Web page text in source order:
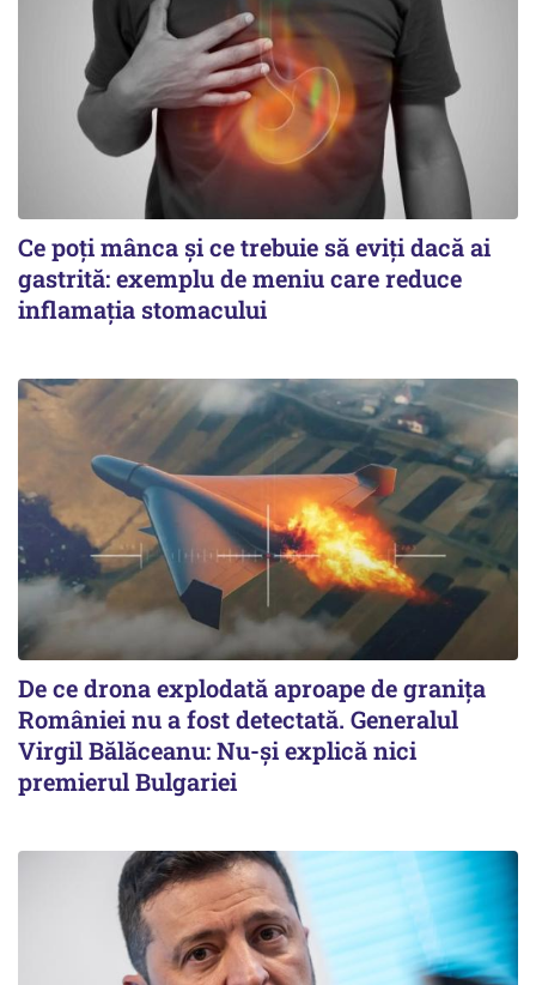
Ce poți mânca și ce trebuie să eviți dacă ai
gastrită: exemplu de meniu care reduce
inflamația stomacului
De ce drona explodată aproape de granița
României nu a fost detectată. Generalul
Virgil Bălăceanu: Nu-și explică nici
premierul Bulgariei